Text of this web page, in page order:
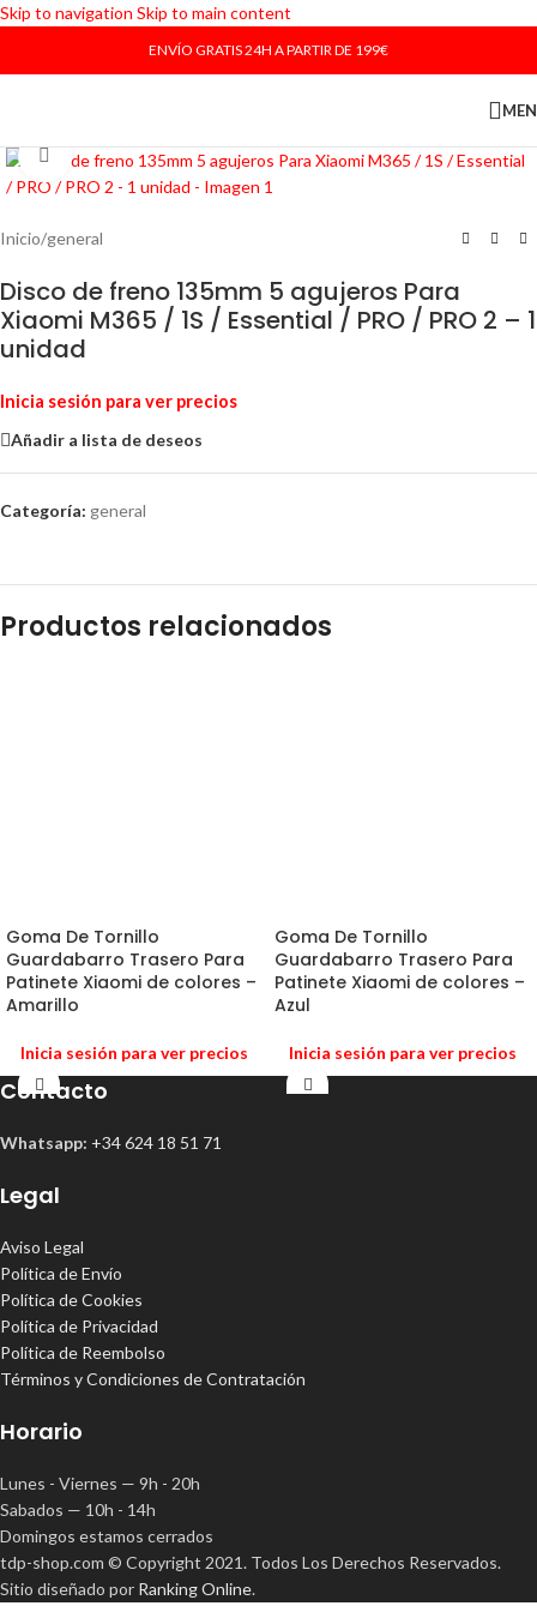
Skip to navigation Skip to main content
ENVÍO GRATIS 24H A PARTIR DE 199€
Haga Click para agrandar
Inicio/general
Disco de freno 135mm 5 agujeros Para
Xiaomi M365 / 1S / Essential / PRO / PRO 2 – 1
unidad
Inicia sesión para ver precios
Añadir a lista de deseos
Categoría: general
Productos relacionados
Goma De Tornillo
Guardabarro Trasero Para
Patinete Xiaomi de colores –
Amarillo
Inicia sesión para ver precios
Goma De Tornillo
Guardabarro Trasero Para
Patinete Xiaomi de colores –
Azul
Inicia sesión para ver precios
Contacto
Whatsapp: +34 624 18 51 71
Legal
Aviso Legal
Política de Envío
Política de Cookies
Política de Privacidad
Política de Reembolso
Términos y Condiciones de Contratación
Horario
Lunes - Viernes — 9h - 20h
Sabados — 10h - 14h
Domingos estamos cerrados
tdp-shop.com © Copyright 2021. Todos Los Derechos Reservados.
Sitio diseñado por Ranking Online.